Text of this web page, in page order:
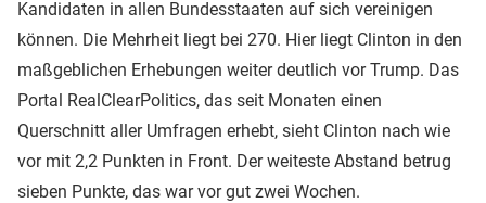
Kandidaten in allen Bundesstaaten auf sich vereinigen
können. Die Mehrheit liegt bei 270. Hier liegt Clinton in den
maßgeblichen Erhebungen weiter deutlich vor Trump. Das
Portal RealClearPolitics, das seit Monaten einen
Querschnitt aller Umfragen erhebt, sieht Clinton nach wie
vor mit 2,2 Punkten in Front. Der weiteste Abstand betrug
sieben Punkte, das war vor gut zwei Wochen.